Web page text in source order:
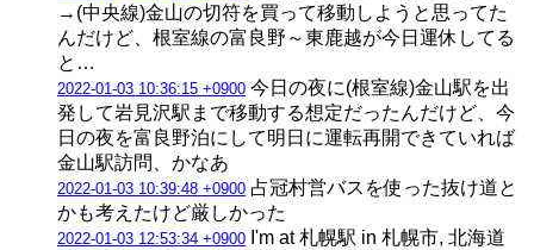
→(中央線)金山の切符を買って移動しようと思ってた
んだけど、根室線の富良野～東鹿越が今日運休してる
と…
2022-01-03 10:36:15 +0900 今日の夜に(根室線)金山駅を出
発して岩見沢駅まで移動する想定だったんだけど、今
日の夜を富良野泊にして明日に運転再開できていれば
金山駅訪問、かなあ
2022-01-03 10:39:48 +0900 占冠村営バスを使った抜け道と
かも考えたけど厳しかった
2022-01-03 12:53:34 +0900 I'm at 札幌駅 in 札幌市, 北海道